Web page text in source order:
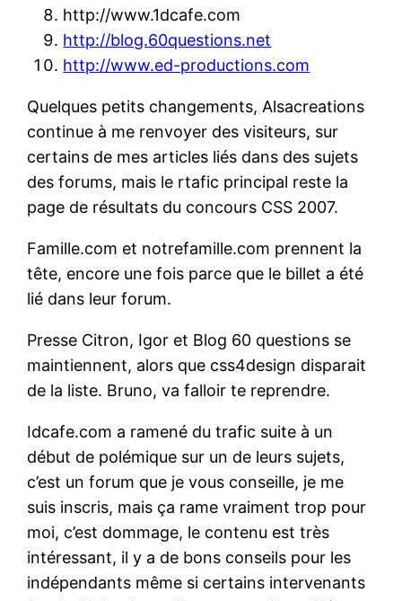
http://www.1dcafe.com
http://blog.60questions.net
http://www.ed-productions.com
Quelques petits changements, Alsacreations
continue à me renvoyer des visiteurs, sur
certains de mes articles liés dans des sujets
des forums, mais le rtafic principal reste la
page de résultats du concours CSS 2007.
Famille.com et notrefamille.com prennent la
tête, encore une fois parce que le billet a été
lié dans leur forum.
Presse Citron, Igor et Blog 60 questions se
maintiennent, alors que css4design disparait
de la liste. Bruno, va falloir te reprendre.
Idcafe.com a ramené du trafic suite à un
début de polémique sur un de leurs sujets,
c’est un forum que je vous conseille, je me
suis inscris, mais ça rame vraiment trop pour
moi, c’est dommage, le contenu est très
intéressant, il y a de bons conseils pour les
indépendants même si certains intervenants